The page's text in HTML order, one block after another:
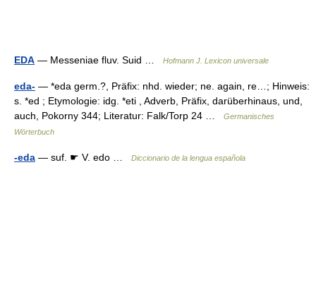
EDA — Messeniae fluv. Suid … Hofmann J. Lexicon universale
eda- — *eda germ.?, Präfix: nhd. wieder; ne. again, re…; Hinweis:
s. *ed ; Etymologie: idg. *eti , Adverb, Präfix, darüberhinaus, und,
auch, Pokorny 344; Literatur: Falk/Torp 24 …
Germanisches
Wörterbuch
-eda — suf. ☛ V. edo … Diccionario de la lengua española